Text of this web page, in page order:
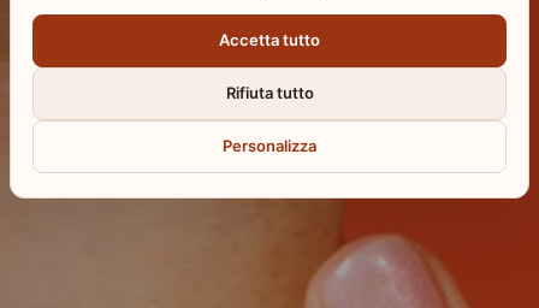
Accetta tutto
Rifiuta tutto
Personalizza